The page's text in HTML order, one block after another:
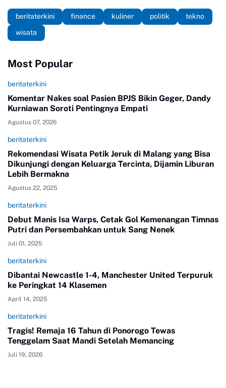
beritaterkini finance kuliner politik
tekno
wisata
Most Popular
beritaterkini
Komentar Nakes soal Pasien BPJS Bikin Geger, Dandy
Kurniawan Soroti Pentingnya Empati
Agustus 07, 2026
beritaterkini
Rekomendasi Wisata Petik Jeruk di Malang yang Bisa
Dikunjungi dengan Keluarga Tercinta, Dijamin Liburan
Lebih Bermakna
Agustus 22, 2025
beritaterkini
Debut Manis Isa Warps, Cetak Gol Kemenangan Timnas
Putri dan Persembahkan untuk Sang Nenek
Juli 01, 2025
beritaterkini
Dibantai Newcastle 1-4, Manchester United Terpuruk
ke Peringkat 14 Klasemen
April 14, 2025
beritaterkini
Tragis! Remaja 16 Tahun di Ponorogo Tewas
Tenggelam Saat Mandi Setelah Memancing
Juli 19, 2026